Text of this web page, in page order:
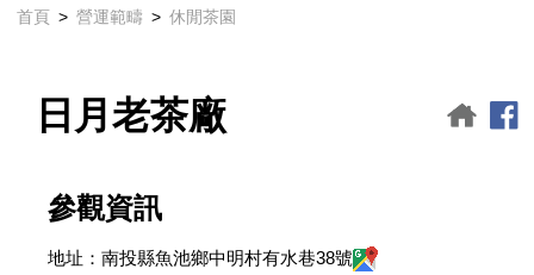
首頁 營運範疇 休閒茶園
日月老茶廠
參觀資訊
地址：南投縣魚池鄉中明村有水巷38號